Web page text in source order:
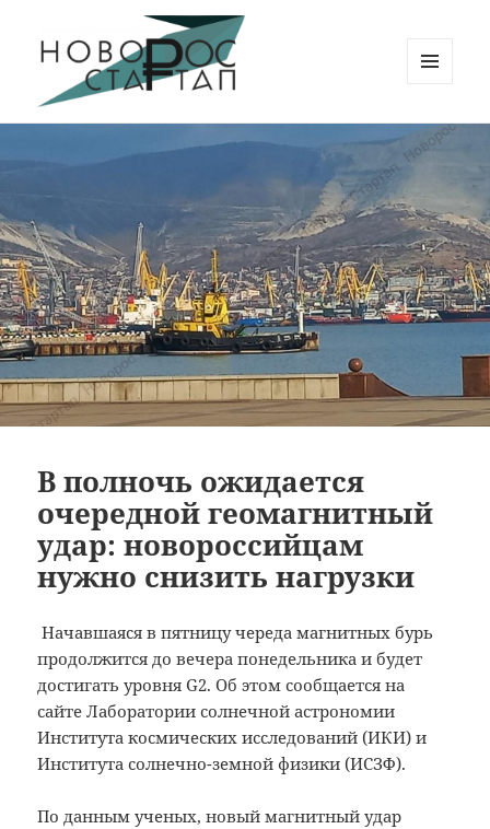
Новорос Стартап
ВИДЖЕТЫ
В полночь ожидается
очередной геомагнитный
удар: новороссийцам
нужно снизить нагрузки
Начавшаяся в пятницу череда магнитных бурь
продолжится до вечера понедельника и будет
достигать уровня G2. Об этом сообщается на
сайте Лаборатории солнечной астрономии
Института космических исследований (ИКИ) и
Института солнечно-земной физики (ИСЗФ).
По данным ученых, новый магнитный удар